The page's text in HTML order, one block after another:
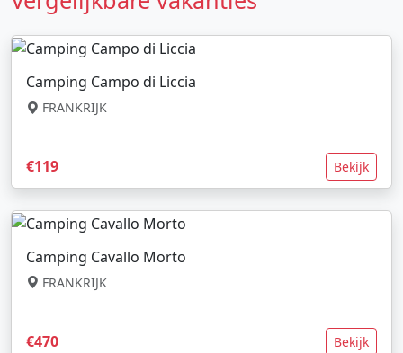
Camping Campo di Liccia
FRANKRIJK
€119 Bekijk
Camping Cavallo Morto
FRANKRIJK
€470 Bekijk